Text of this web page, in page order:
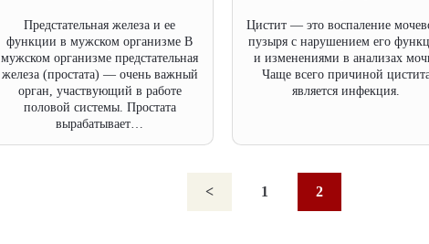
Предстательная железа и ее
функции в мужском организме В
мужском организме предстательная
железа (простата) — очень важный
орган, участвующий в работе
половой системы. Простата
вырабатывает…
Цистит — это воспаление
пузыря с нарушением его
и изменениями в анализах
Чаще всего причиной
является инфекция.
< 1 2